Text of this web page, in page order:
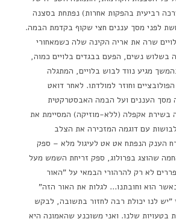
רביעית בהפקות אחרות) נפתחת בסצנה
לפני מסך עננים חצי שקוף בקדמת הבמה.
שרה את אריה הקינה שלה כשמאחורי
בשלוש נשים, הפעם בבגדים בלויים כמוה,
מגיע נווד לבוש בלויים, המתגלה
וחוזר למולדתו. לאחר דואט
מסך העננים ועל הבמה האבסטרקטית
בשירת אקפלה (ללא-מוזיקה) המסיימת את
עם דוגמה המזכירה את הצלב
הענק הנפתח אט אט לעיגול מלא – ספק
שהוצג בפרולוג, ספק זריחת השמש מעל
לא רק להרהורי הבמאי על "האור
הוא וחובתנו… לגלות את האור הזה"
"יש לנו יכולת רבה לחזור בתשובה, לבקש
בטעויות שלנו. ואני משוכנע שהאמונה היא